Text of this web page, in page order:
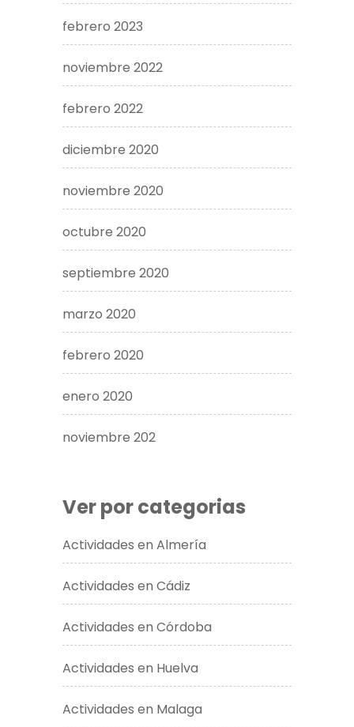
febrero 2023
noviembre 2022
febrero 2022
diciembre 2020
noviembre 2020
octubre 2020
septiembre 2020
marzo 2020
febrero 2020
enero 2020
noviembre 202
Ver por categorias
Actividades en Almería
Actividades en Cádiz
Actividades en Córdoba
Actividades en Huelva
Actividades en Malaga